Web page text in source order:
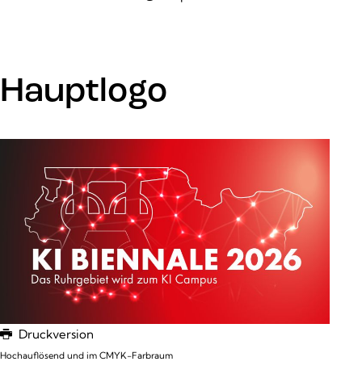
Hauptlogo
Druckversion
Hochauflösend und im CMYK-Farbraum